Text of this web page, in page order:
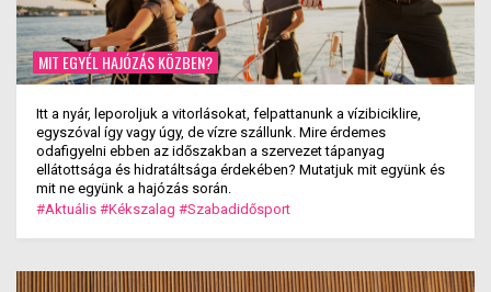
MIT EGYÉL HAJÓZÁS KÖZBEN?
Itt a nyár, leporoljuk a vitorlásokat, felpattanunk a vízibiciklire,
egyszóval így vagy úgy, de vízre szállunk. Mire érdemes
odafigyelni ebben az időszakban a szervezet tápanyag
ellátottsága és hidratáltsága érdekében? Mutatjuk mit együnk és
mit ne együnk a hajózás során.
#Aktuális #Kékszalag #Szabadidősport